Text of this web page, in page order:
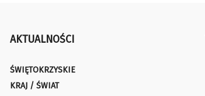
AKTUALNOŚCI
ŚWIĘTOKRZYSKIE
KRAJ / ŚWIAT